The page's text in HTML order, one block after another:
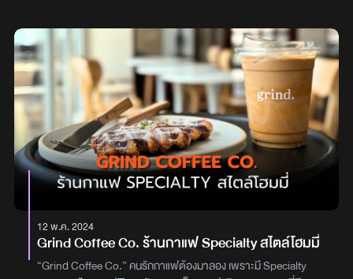
4598IG: @brusemblyที่จอดรถ: จอดที่ Icon Siam แล้วเดินข้ามทาง
เชื่อม BTS เจริญนคร หรือจอดในซอยข้างร้านได้เลยผู้เขียน : พิชชาภ
รณ์ ผาสุขดีคอนเทนต์โดย : สาริศา ปริมาณ
indoor หรือ outdoor หันไปทางไหนก็เหมือนหลุดเข้าไปอยู่ในโลกของ
Garfield จริง ๆ แค่เดินเข้ามาก็ได้ฟีลบ้านการ์ตูนเลย ทั้งโซฟาสีส้มสุด
iconic, ตู้เย็นปลอม, โต๊ะกินข้าว และสวนเล็ก ๆ ที่ประดับด้วยพร็อพแบบ
จัดเต็ม บอกเลยว่าถ่ายได้ทุกมุมจนเมมเต็มแน่นอน! และแน่นอนว่าแอด
ไม่พลาดที่จะลองเมนูสุดฮอตที่ทุกคนพูดถึงตอนนี้! กับเมนู Tuna
Cheese Melt Bagel และ Thai Tea Dark Chocolate Twist เบเกิลอบ
กรอบ ไส้แน่น ทูน่าผสมชีสเยิ้มๆ หอมกลิ่นเนยสุดๆ และชานมไทยหอมๆ
เข้ากันดีมากกับดาร์กช็อกโกแลตเข้มแต่กลมกล่อมที่เป็นเมนูโปรดของ
เจ้าแมวส้ม แต่แอดอดใจไม่ไหวขอสั่งเพิ่มเติมกับเมนู Mentaiko
Carbonara Spaghetti ที่สายเส้นต้องลอง! ครีมมี่มากๆ ผสมไข่กุ้ง
กับไอศกรีมนมสด หอมละลายในปาก ที่นี่เป็น Pet-Friendly สามารถ
พานน้องหมาน้องแมวมานั่งคาเฟ่ชิวๆด้วยกันได้ และธีมงานนี้จัดถึงแค่
31 กรกฎาคมนี้ เท่านั้น!พิกัด : Holiday Pastry โครงการ OURS
12 พ.ค. 2024
Grind Coffee Co. ร้านกาแฟ Specialty สไตล์โฮมมี่
“Grind Coffee Co.” คนรักกาแฟต้องมาลอง เพราะมี Specialty